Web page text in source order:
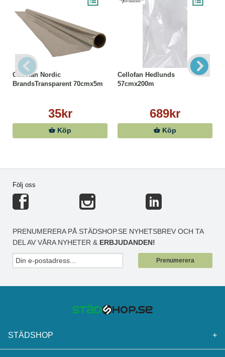
Cellofan Nordic
BrandsTransparent 70cmx5m
35kr
Köp
Cellofan Hedlunds
57cmx200m
689kr
Köp
Följ oss
PRENUMERERA PÅ STÄDSHOP.SE NYHETSBREV OCH TA
DEL AV VÅRA NYHETER & ERBJUDANDEN!
Prenumerera
STÄDSHOP +